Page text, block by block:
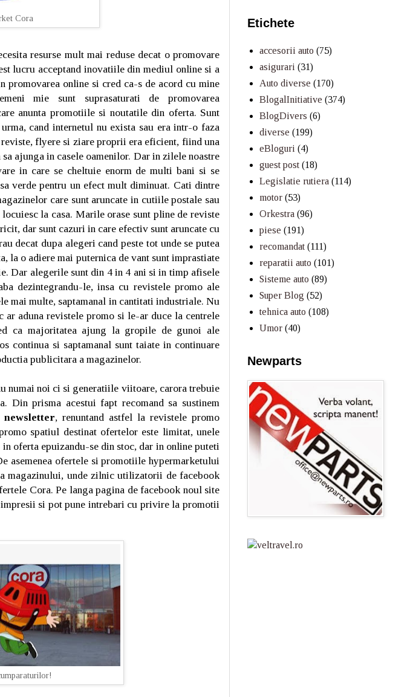
Cora
resurse mult mai reduse decat o promovare
lucru acceptand inovatiile din mediul online si a
promovarea online si cred ca-s de acord cu mine
mie sunt suprasaturati de promovarea
anunta promotiile si noutatile din oferta. Sunt
cand internetul nu exista sau era intr-o faza
flyere si ziare proprii era eficient, fiind una
ajunga in casele oamenilor. Dar in zilele noastre
in care se cheltuie enorm de multi bani si se
verde pentru un efect mult diminuat. Cati dintre
care sunt aruncate in cutiile postale sau
la casa. Marile orase sunt pline de reviste
dar sunt cazuri in care efectiv sunt aruncate cu
decat dupa alegeri cand peste tot unde se putea
la o adiere mai puternica de vant sunt imprastiate
Dar alegerile sunt din 4 in 4 ani si in timp afisele
dezintegrandu-le, insa cu revistele promo ale
mai multe, saptamanal in cantitati industriale. Nu
aduna revistele promo si le-ar duce la centrele
ca majoritatea ajung la gropile de gunoi ale
continua si saptamanal sunt taiate in continuare
publicitara a magazinelor.
numai noi ci si generatiile viitoare, carora trebuie
Din prisma acestui fapt recomand sa sustinem
newsletter, renuntand astfel la revistele promo
spatiul destinat ofertelor este limitat, unele
oferta epuizandu-se din stoc, dar in online puteti
asemenea ofertele si promotiile hypermarketului
magazinului, unde zilnic utilizatorii de facebook
Cora. Pe langa pagina de facebook noul site
si pot pune intrebari cu privire la promotii
Etichete
accesorii auto (75)
asigurari (31)
Auto diverse (170)
BlogalInitiative (374)
BlogDivers (6)
diverse (199)
eBloguri (4)
guest post (18)
Legislatie rutiera (114)
motor (53)
Orkestra (96)
piese (191)
recomandat (111)
reparatii auto (101)
Sisteme auto (89)
Super Blog (52)
tehnica auto (108)
Umor (40)
Newparts